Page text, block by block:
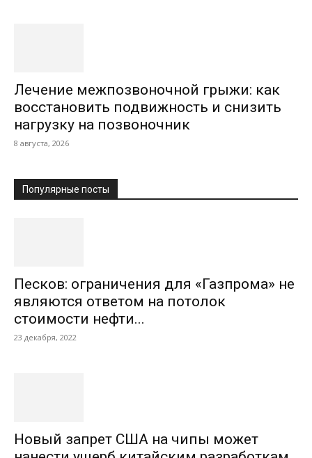
Лечение межпозвоночной грыжи: как
восстановить подвижность и снизить
нагрузку на позвоночник
8 августа, 2026
Популярные посты
Песков: ограничения для «Газпрома» не
являются ответом на потолок
стоимости нефти...
23 декабря, 2022
Новый запрет США на чипы может